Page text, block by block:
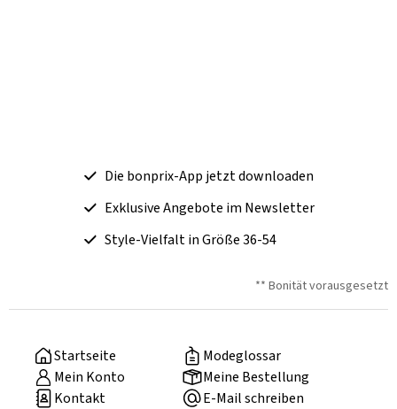
Die bonprix-App jetzt downloaden
Exklusive Angebote im Newsletter
Style-Vielfalt in Größe 36-54
** Bonität vorausgesetzt
Startseite
Modeglossar
Mein Konto
Meine Bestellung
Kontakt
E-Mail schreiben